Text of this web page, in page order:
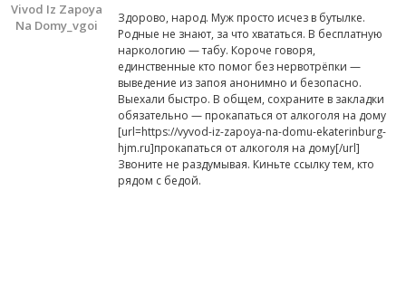
Vivod Iz Zapoya
Na Domy_vgoi
Здорово, народ. Муж просто исчез в бутылке.
Родные не знают, за что хвататься. В бесплатную
наркологию — табу. Короче говоря,
единственные кто помог без нервотрёпки —
выведение из запоя анонимно и безопасно.
Выехали быстро. В общем, сохраните в закладки
обязательно — прокапаться от алкоголя на дому
[url=https://vyvod-iz-zapoya-na-domu-ekaterinburg-
hjm.ru]прокапаться от алкоголя на дому[/url]
Звоните не раздумывая. Киньте ссылку тем, кто
рядом с бедой.